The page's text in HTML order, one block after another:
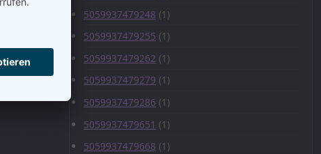
5059937479248 (1)
5059937479255 (1)
5059937479262 (1)
5059937479279 (1)
5059937479286 (1)
5059937479651 (1)
5059937479668 (1)